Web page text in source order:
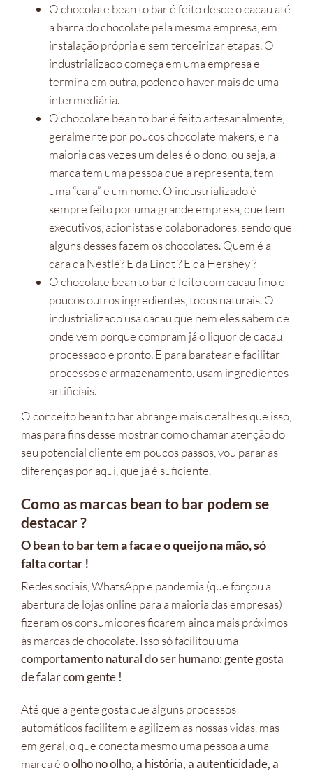
O chocolate bean to bar é feito desde o cacau até
a barra do chocolate pela mesma empresa, em
instalação própria e sem terceirizar etapas. O
industrializado começa em uma empresa e
termina em outra, podendo haver mais de uma
intermediária.
O chocolate bean to bar é feito artesanalmente,
geralmente por poucos chocolate makers, e na
maioria das vezes um deles é o dono, ou seja, a
marca tem uma pessoa que a representa, tem
uma “cara” e um nome. O industrializado é
sempre feito por uma grande empresa, que tem
executivos, acionistas e colaboradores, sendo que
alguns desses fazem os chocolates. Quem é a
cara da Nestlé? E da Lindt ? E da Hershey ?
O chocolate bean to bar é feito com cacau fino e
poucos outros ingredientes, todos naturais. O
industrializado usa cacau que nem eles sabem de
onde vem porque compram já o liquor de cacau
processado e pronto. E para baratear e facilitar
processos e armazenamento, usam ingredientes
artificiais.
O conceito bean to bar abrange mais detalhes que isso,
mas para fins desse mostrar como chamar atenção do
seu potencial cliente em poucos passos, vou parar as
diferenças por aqui, que já é suficiente.
Como as marcas bean to bar podem se
destacar ?
O bean to bar tem a faca e o queijo na mão, só
falta cortar !
Redes sociais, WhatsApp e pandemia (que forçou a
abertura de lojas online para a maioria das empresas)
fizeram os consumidores ficarem ainda mais próximos
às marcas de chocolate. Isso só facilitou uma
comportamento natural do ser humano: gente gosta
de falar com gente !
Até que a gente gosta que alguns processos
automáticos facilitem e agilizem as nossas vidas, mas
em geral, o que conecta mesmo uma pessoa a uma
marca éo olho no olho, a história, a autenticidade, a